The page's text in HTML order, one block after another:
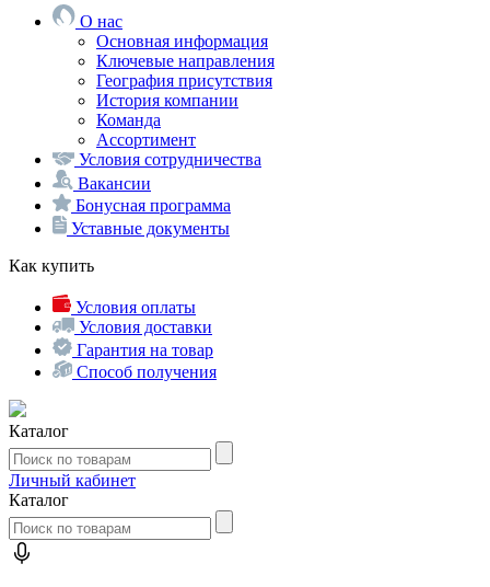
О нас
Основная информация
Ключевые направления
География присутствия
История компании
Команда
Ассортимент
Условия сотрудничества
Вакансии
Бонусная программа
Уставные документы
Как купить
Условия оплаты
Условия доставки
Гарантия на товар
Способ получения
Каталог
Личный кабинет
Каталог